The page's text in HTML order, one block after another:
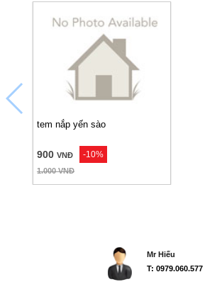
tem nắp yến sào
900 VNĐ -10%
1.000VNĐ
Mr Hiếu
T: 0979.060.577